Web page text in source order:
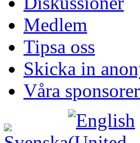
Medlem
Tipsa oss
Skicka in
Våra sponsorer